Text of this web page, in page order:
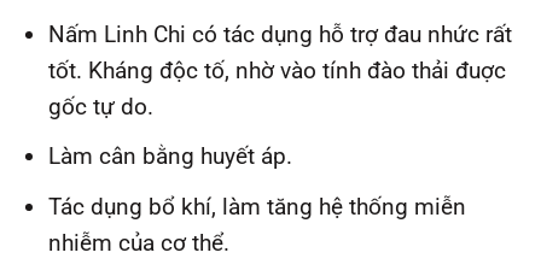
Nấm Linh Chi có tác dụng hỗ trợ đau nhức rất
tốt. Kháng độc tố, nhờ vào tính đào thải đuợc
gốc tự do.
Làm cân bằng huyết áp.
Tác dụng bổ khí, làm tăng hệ thống miễn
nhiễm của cơ thể.